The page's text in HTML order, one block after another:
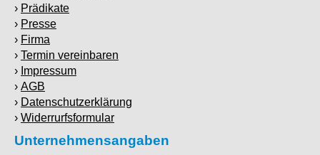
Prädikate
Presse
Firma
Termin vereinbaren
Impressum
AGB
Datenschutzerklärung
Widerrurfsformular
Unternehmensangaben